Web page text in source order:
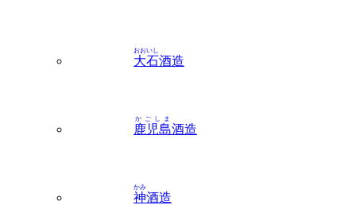
大石
おおいし
酒造
鹿児島
かごしま
酒造
神
かみ
酒造